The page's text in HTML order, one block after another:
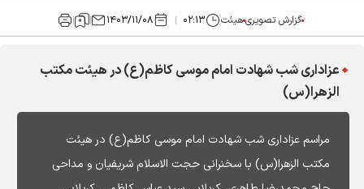
گزارش تصویریهیئت ۰۲:۱۳ ۱۴۰۳/۱۱/۰۸
عزاداری شب شهادت امام موسی کاظم(ع) در هیئت مکتب
الزهرا(س)
مراسم عزاداری شب شهادت امام موسی کاظم(ع) در هیئت
مکتب الزهرا(س) با سخنرانی حجت الاسلام شریفیان و مداحی